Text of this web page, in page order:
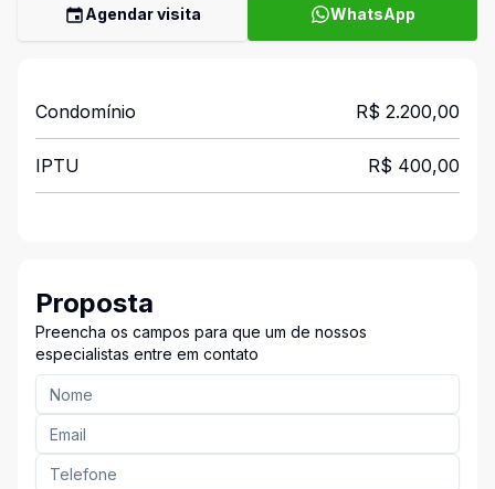
Agendar visita WhatsApp
Condomínio R$ 2.200,00
IPTU R$ 400,00
Proposta
Preencha os campos para que um de nossos
especialistas entre em contato